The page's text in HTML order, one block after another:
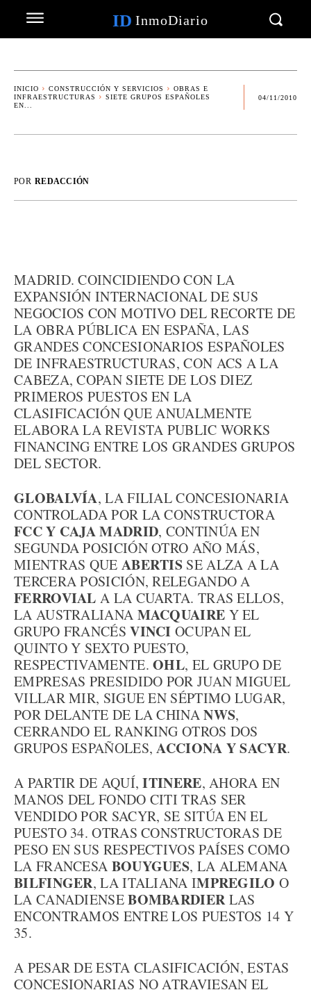
ID InmoDiario
INICIO CONSTRUCCIÓN Y SERVICIOS
OBRAS E
INFRAESTRUCTURAS
SIETE GRUPOS ESPAÑOLES
EN...
04/11/2010
POR REDACCIÓN
MADRID. COINCIDIENDO CON LA
EXPANSIÓN INTERNACIONAL DE SUS
NEGOCIOS CON MOTIVO DEL RECORTE DE
LA OBRA PÚBLICA EN ESPAÑA, LAS
GRANDES CONCESIONARIOS ESPAÑOLES
DE INFRAESTRUCTURAS, CON ACS A LA
CABEZA, COPAN SIETE DE LOS DIEZ
PRIMEROS PUESTOS EN LA
CLASIFICACIÓN QUE ANUALMENTE
ELABORA LA REVISTA PUBLIC WORKS
FINANCING ENTRE LOS GRANDES GRUPOS
DEL SECTOR.
GLOBALVÍA, LA FILIAL CONCESIONARIA
CONTROLADA POR LA CONSTRUCTORA
FCC Y CAJA MADRID, CONTINÚA EN
SEGUNDA POSICIÓN OTRO AÑO MÁS,
MIENTRAS QUE ABERTIS SE ALZA A LA
TERCERA POSICIÓN, RELEGANDO A
FERROVIAL A LA CUARTA. TRAS ELLOS,
LA AUSTRALIANA MACQUAIRE Y EL
GRUPO FRANCÉSVINCIOCUPAN EL
QUINTO Y SEXTO PUESTO,
RESPECTIVAMENTE.OHL, EL GRUPO DE
EMPRESAS PRESIDIDO POR JUAN MIGUEL
VILLAR MIR, SIGUE EN SÉPTIMO LUGAR,
POR DELANTE DE LA CHINANWS,
CERRANDO EL RANKING OTROS DOS
GRUPOS ESPAÑOLES,ACCIONA Y SACYR.
A PARTIR DE AQUÍ,ITINERE, AHORA EN
MANOS DEL FONDO CITI TRAS SER
VENDIDO POR SACYR, SE SITÚA EN EL
PUESTO 34. OTRAS CONSTRUCTORAS DE
PESO EN SUS RESPECTIVOS PAÍSES COMO
LA FRANCESA BOUYGUES, LA ALEMANA
BILFINGER, LA ITALIANA IMPREGILO O
LA CANADIENSEBOMBARDIERLAS
ENCONTRAMOS ENTRE LOS PUESTOS 14 Y
35.
A PESAR DE ESTA CLASIFICACIÓN, ESTAS
CONCESIONARIAS NO ATRAVIESAN EL